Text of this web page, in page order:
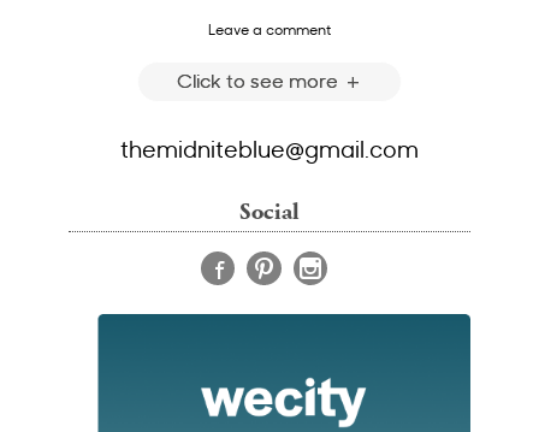
Leave a comment
Click to see more
themidniteblue@gmail.com
Social